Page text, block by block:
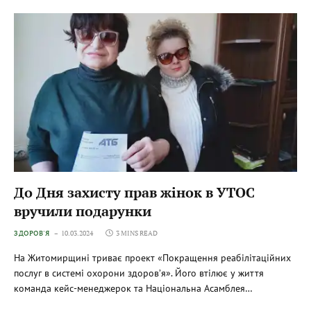
До Дня захисту прав жінок в УТОС
вручили подарунки
ЗДОРОВ'Я 10.03.2024 3 MINS READ
На Житомирщині триває проект «Покращення реабілітаційних
послуг в системі охорони здоров’я». Його втілює у життя
команда кейс-менеджерок та Національна Асамблея…